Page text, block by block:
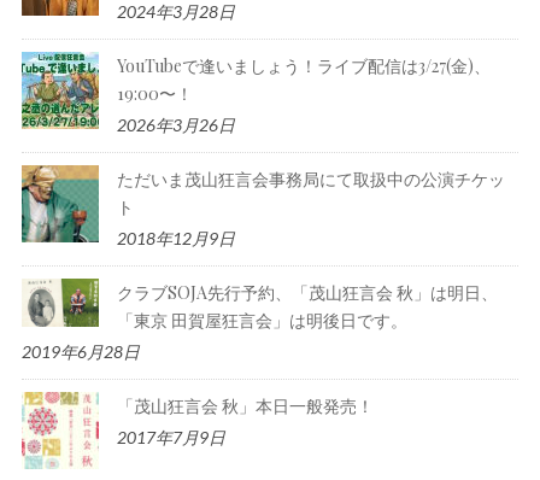
2024年3月28日
YouTubeで逢いましょう！ライブ配信は3/27(金)、
19:00〜！
2026年3月26日
ただいま茂山狂言会事務局にて取扱中の公演チケッ
ト
2018年12月9日
クラブSOJA先行予約、「茂山狂言会 秋」は明日、
「東京 田賀屋狂言会」は明後日です。
2019年6月28日
「茂山狂言会 秋」本日一般発売！
2017年7月9日